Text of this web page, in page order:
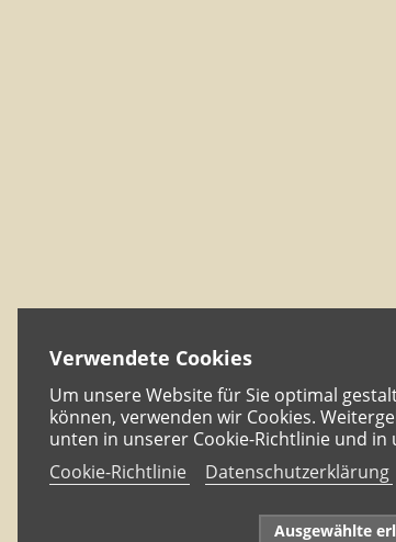
Verwendete Cookies
Um unsere Website für Sie optimal
können, verwenden wir Cookies.
unten in unserer Cookie-Richtlinie und
Cookie-Richtlinie
Datenschutzerklärung
Ausgewählte